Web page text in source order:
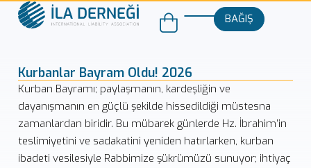
BAĞIŞ
Kurbanlar Bayram Oldu! 2026
Kurban Bayramı; paylaşmanın, kardeşliğin ve
dayanışmanın en güçlü şekilde hissedildiği müstesna
zamanlardan biridir. Bu mübarek günlerde Hz. İbrahim’in
teslimiyetini ve sadakatini yeniden hatırlarken, kurban
ibadeti vesilesiyle Rabbimize şükrümüzü sunuyor; ihtiyaç